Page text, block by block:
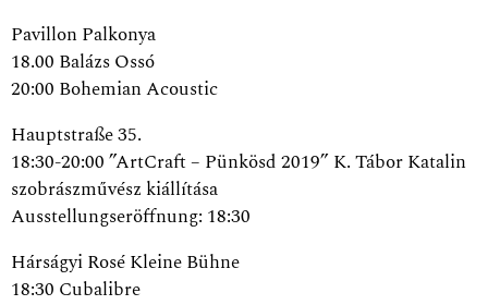
Pavillon Palkonya
18.00 Balázs Ossó
20:00 Bohemian Acoustic
Hauptstraße 35.
18:30-20:00 ”ArtCraft – Pünkösd 2019” K. Tábor Katalin
szobrászművész kiállítása
Ausstellungseröffnung: 18:30
Hárságyi Rosé Kleine Bühne
18:30 Cubalibre